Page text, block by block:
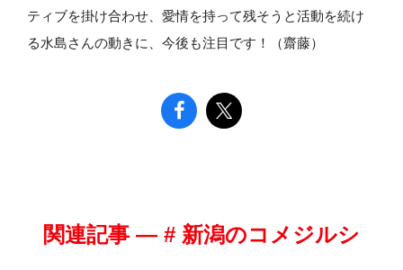
ティブを掛け合わせ、愛情を持って残そうと活動を続け
る水島さんの動きに、今後も注目です！（齋藤）
関連記事 — # 新潟のコメジルシ